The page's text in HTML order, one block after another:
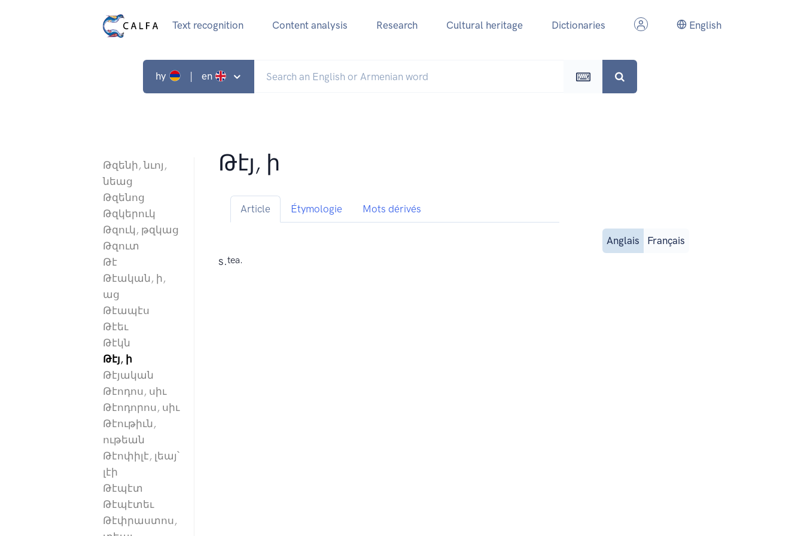
Text recognition Content analysis Research Cultural heritage Dictionaries English
hy | en
Թզենի, նւոյ,
նեաց
Թզենոց
Թզկերուկ
Թզուկ, թզկաց
Թզուտ
Թէ
Թէական, ի,
աց
Թէապէս
Թէեւ
Թէկն
Թէյ, ի
Թէյական
Թէոդոս, սիւ
Թէոդորոս, սիւ
Թէութիւն,
ութեան
Թէոփիլէ, լեայ՝
լէի
Թէպէտ
Թէպէտեւ
Թէփրաստոս,
Թէյ, ի
Article Étymologie Mots dérivés
Anglais Français
s.tea.